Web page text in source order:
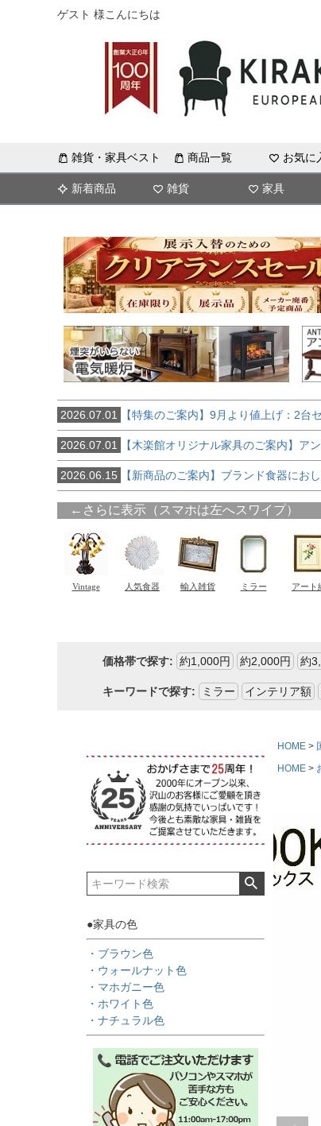
ゲスト 様こんにちは
雑貨・家具ベスト 商品一覧 お気に
新着商品 雑貨 家具
2026.07.01 【特集のご案内】9月より値上げ：2台
2026.07.01 【木楽館オリジナル家具のご案内】ア
2026.06.15 【新商品のご案内】ブランド食器にお
価格帯で探す: 約1,000円 約2,000円 約
キーワードで探す: ミラー インテリア額
●家具の色
・ブラウン色
・ウォールナット色
・マホガニー色
・ホワイト色
・ナチュラル色
HOME
HOME